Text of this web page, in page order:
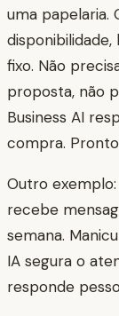
uma papelaria.
fixo. Não
proposta, não
Business AI
compra.
Outro
recebe
semana.
IA segura o
responde